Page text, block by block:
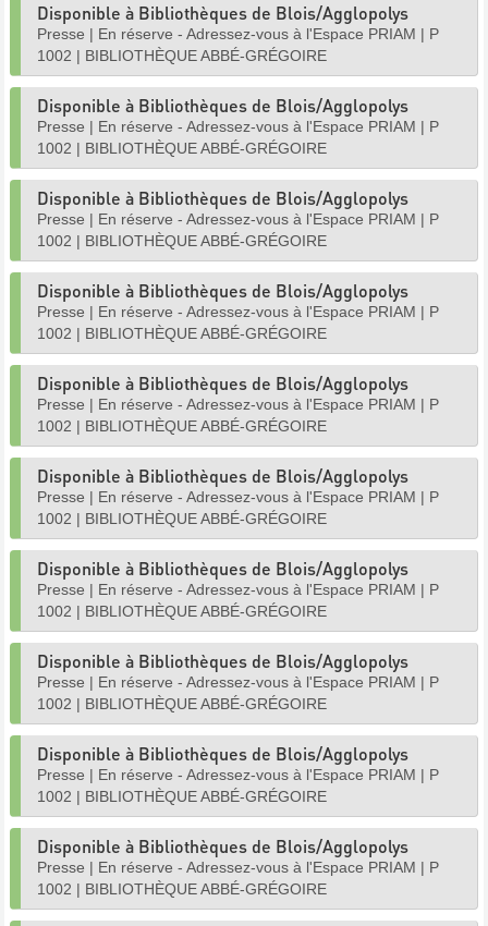
Disponible à Bibliothèques de Blois/Agglopolys
Presse | En réserve - Adressez-vous à l'Espace PRIAM | P
1002 | BIBLIOTHÈQUE ABBÉ-GRÉGOIRE
Disponible à Bibliothèques de Blois/Agglopolys
Presse | En réserve - Adressez-vous à l'Espace PRIAM | P
1002 | BIBLIOTHÈQUE ABBÉ-GRÉGOIRE
Disponible à Bibliothèques de Blois/Agglopolys
Presse | En réserve - Adressez-vous à l'Espace PRIAM | P
1002 | BIBLIOTHÈQUE ABBÉ-GRÉGOIRE
Disponible à Bibliothèques de Blois/Agglopolys
Presse | En réserve - Adressez-vous à l'Espace PRIAM | P
1002 | BIBLIOTHÈQUE ABBÉ-GRÉGOIRE
Disponible à Bibliothèques de Blois/Agglopolys
Presse | En réserve - Adressez-vous à l'Espace PRIAM | P
1002 | BIBLIOTHÈQUE ABBÉ-GRÉGOIRE
Disponible à Bibliothèques de Blois/Agglopolys
Presse | En réserve - Adressez-vous à l'Espace PRIAM | P
1002 | BIBLIOTHÈQUE ABBÉ-GRÉGOIRE
Disponible à Bibliothèques de Blois/Agglopolys
Presse | En réserve - Adressez-vous à l'Espace PRIAM | P
1002 | BIBLIOTHÈQUE ABBÉ-GRÉGOIRE
Disponible à Bibliothèques de Blois/Agglopolys
Presse | En réserve - Adressez-vous à l'Espace PRIAM | P
1002 | BIBLIOTHÈQUE ABBÉ-GRÉGOIRE
Disponible à Bibliothèques de Blois/Agglopolys
Presse | En réserve - Adressez-vous à l'Espace PRIAM | P
1002 | BIBLIOTHÈQUE ABBÉ-GRÉGOIRE
Disponible à Bibliothèques de Blois/Agglopolys
Presse | En réserve - Adressez-vous à l'Espace PRIAM | P
1002 | BIBLIOTHÈQUE ABBÉ-GRÉGOIRE